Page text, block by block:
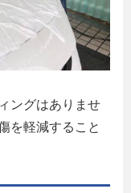
ングはありませ
を軽減すること